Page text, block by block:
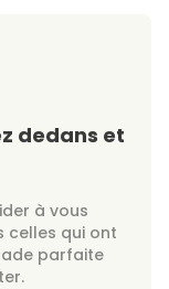
dedans et
à vous
celles qui ont
parfaite